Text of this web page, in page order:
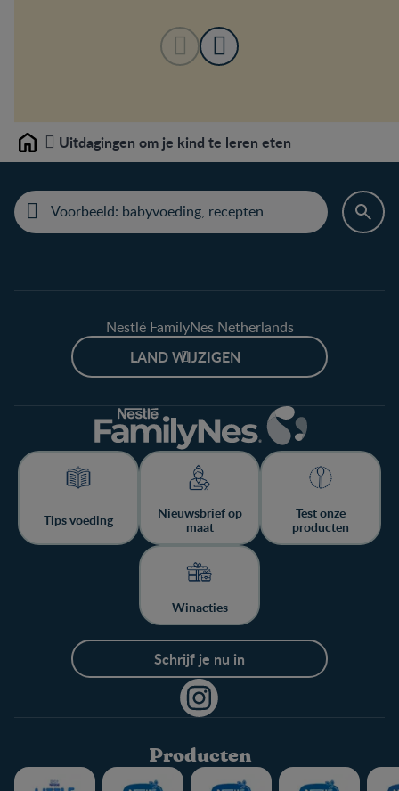
Home Uitdagingen om je kind te leren eten
Nestlé FamilyNes Netherlands
LAND WIJZIGEN
Tips voeding
Nieuwsbrief op
maat
Test onze
producten
Winacties
Schrijf je nu in
Producten